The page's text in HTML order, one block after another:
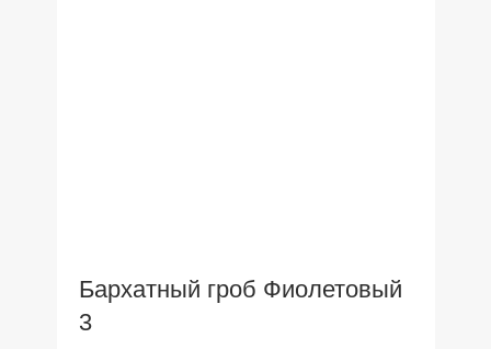
Бархатный гроб Фиолетовый
3